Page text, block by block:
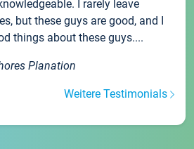
I rarely leave
but these guys are good, and I
things about these guys....
Planation
Weitere Testimonials